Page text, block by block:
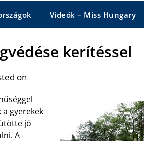
Videók – Miss Hungary
kerítéssel
on
a gyerekek
jó
A